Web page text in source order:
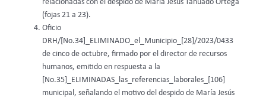
relacionadas con el despido de María Jesús Tahuado Ortega
(fojas 21 a 23).
Oficio
DRH/[No.34]_ELIMINADO_el_Municipio_[28]/2023/0433
de cinco de octubre, firmado por el director de recursos
humanos, emitido en respuesta a la
[No.35]_ELIMINADAS_las_referencias_laborales_[106]
municipal, señalando el motivo del despido de María Jesús